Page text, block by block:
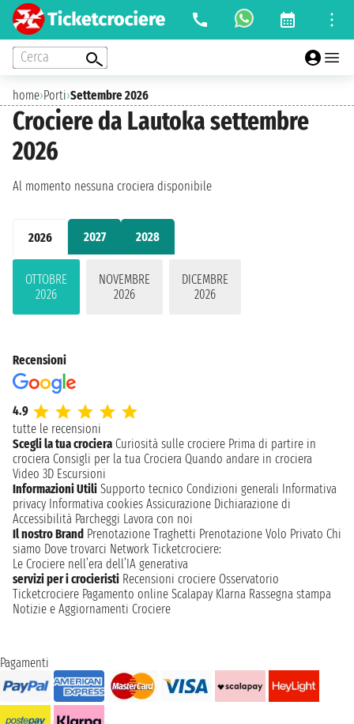
Cerca
home›Porti›Settembre 2026
Crociere da Lautoka settembre
2026
2026 2027 2028
OTTOBRE
2026
NOVEMBRE
2026
DICEMBRE
2026
Al momento nessuna crociera disponibile
Recensioni
4.9
tutte le recensioni
Scegli la tua crociera Curiosità sulle crociere Prima di partire in
crociera Consigli per la tua Crociera Quando andare in crociera
Video 3D Escursioni
Informazioni Utili Supporto tecnico Condizioni generali Informativa
privacy Informativa cookies Assicurazione Dichiarazione di
Accessibilità Parcheggi Lavora con noi
Il nostro Brand Prenotazione Traghetti Prenotazione Volo Privato Chi
siamo Dove trovarci Network Ticketcrociere:
Le Crociere nell’era dell’IA generativa
servizi per i crocieristi Recensioni crociere Osservatorio
Ticketcrociere Pagamento online Scalapay Klarna Rassegna stampa
Notizie e Aggiornamenti Crociere
Pagamenti